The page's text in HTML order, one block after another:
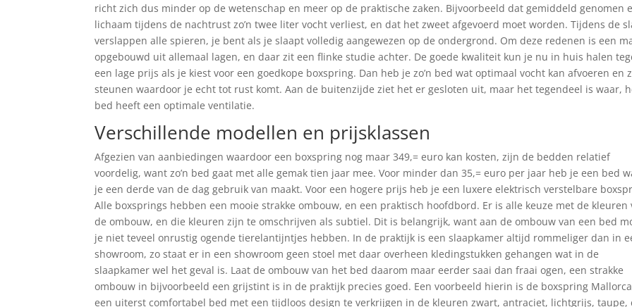
richt zich dus minder op de wetenschap en meer op de praktische zaken. Bijvoorbeeld dat gemiddeld genomen
lichaam tijdens de nachtrust zo’n twee liter vocht verliest, en dat het zweet afgevoerd moet worden. Tijdens de
verslappen alle spieren, je bent als je slaapt volledig aangewezen op de ondergrond. Om deze redenen is een
opgebouwd uit allemaal lagen, en daar zit een flinke studie achter. De goede kwaliteit kun je nu in huis halen
een lage prijs als je kiest voor een goedkope boxspring. Dan heb je zo’n bed wat optimaal vocht kan afvoeren en
steunen waardoor je echt tot rust komt. Aan de buitenzijde ziet het er gesloten uit, maar het tegendeel is waar,
bed heeft een optimale ventilatie.
Verschillende modellen en prijsklassen
Afgezien van aanbiedingen waardoor een boxspring nog maar 349,= euro kan kosten, zijn de bedden relatief
voordelig, want zo’n bed gaat met alle gemak tien jaar mee. Voor minder dan 35,= euro per jaar heb je een bed
je een derde van de dag gebruik van maakt. Voor een hogere prijs heb je een luxere elektrisch verstelbare
Alle boxsprings hebben een mooie strakke ombouw, en een praktisch hoofdbord. Er is alle keuze met de kleuren
de ombouw, en die kleuren zijn te omschrijven als subtiel. Dit is belangrijk, want aan de ombouw van een bed
je niet teveel onrustig ogende tierelantijntjes hebben. In de praktijk is een slaapkamer altijd rommeliger dan in
showroom, zo staat er in een showroom geen stoel met daar overheen kledingstukken gehangen wat in de
slaapkamer wel het geval is. Laat de ombouw van het bed daarom maar eerder saai dan fraai ogen, een strakke
ombouw in bijvoorbeeld een grijstint is in de praktijk precies goed. Een voorbeeld hierin is de boxspring
een uiterst comfortabel bed met een tijdloos design te verkrijgen in de kleuren zwart, antraciet, lichtgrijs, taupe,